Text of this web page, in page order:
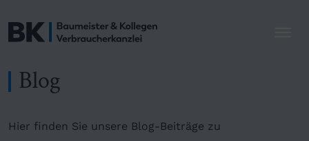
Blog
Hier finden Sie unsere Blog-Beiträge zu